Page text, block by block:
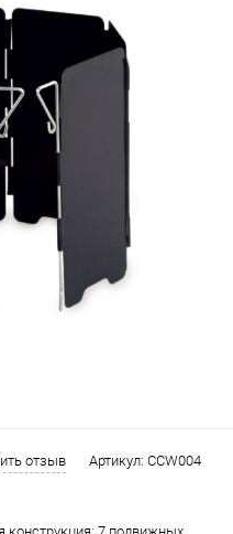
отзыв Артикул: CCW004